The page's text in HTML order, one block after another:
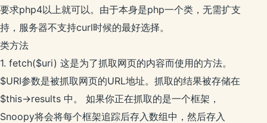
要求php4以上就可以。由于本身是php一个类，无需扩支
持，服务器不支持curl时候的最好选择。
类方法
1. fetch($uri) 这是为了抓取网页的内容而使用的方法。
$URI参数是被抓取网页的URL地址。抓取的结果被存储在
$this->results 中。 如果你正在抓取的是一个框架，
Snoopy将会将每个框架追踪后存入数组中，然后存入